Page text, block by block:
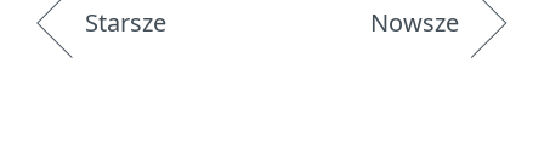
Starsze Nowsze